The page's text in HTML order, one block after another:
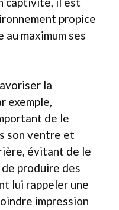
propice
maximum ses
la
exemple,
de le
son ventre et
évitant de le
produire des
lui rappeler une
impression